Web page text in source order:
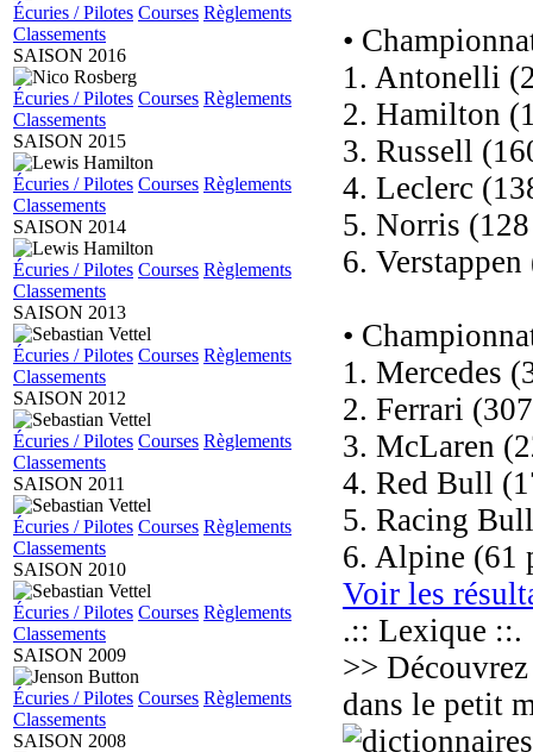
Écuries / Pilotes Courses Règlements
Classements
SAISON 2016
Écuries / Pilotes Courses Règlements
Classements
SAISON 2015
Écuries / Pilotes Courses Règlements
Classements
SAISON 2014
Écuries / Pilotes Courses Règlements
Classements
SAISON 2013
Écuries / Pilotes Courses Règlements
Classements
SAISON 2012
Écuries / Pilotes Courses Règlements
Classements
SAISON 2011
Écuries / Pilotes Courses Règlements
Classements
SAISON 2010
Écuries / Pilotes Courses Règlements
Classements
SAISON 2009
Écuries / Pilotes Courses Règlements
Classements
SAISON 2008
•
1. Antonelli
2. Hamilton
3. Russell
4. Leclerc
5. Norris
6.
•
1. Mercedes
2. Ferrari
3. McLaren
4. Red Bull
5. Racing
6. Alpine (61
Voir les
.:: Lexique ::.
>>
dans le petit